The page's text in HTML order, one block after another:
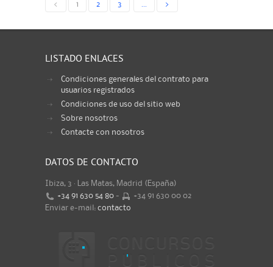
< 1 2 3 >
LISTADO ENLACES
Condiciones generales del contrato para
usuarios registrados
Condiciones de uso del sitio web
Sobre nosotros
Contacte con nosotros
DATOS DE CONTACTO
Ibiza, 3 · Las Matas, Madrid (España)
+34 91 630 54 80 -
+34 91 630 00 02
Enviar e-mail: contacto